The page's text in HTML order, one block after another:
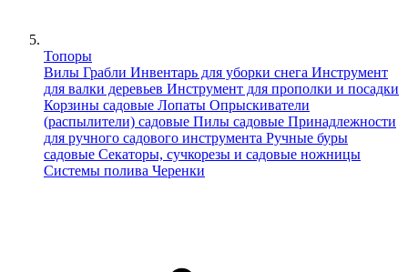
Топоры
Вилы Грабли Инвентарь для уборки снега Инструмент
для валки деревьев Инструмент для прополки и посадки
Корзины садовые Лопаты Опрыскиватели
(распылители) садовые Пилы садовые Принадлежности
для ручного садового инструмента Ручные буры
садовые Секаторы, сучкорезы и садовые ножницы
Системы полива Черенки